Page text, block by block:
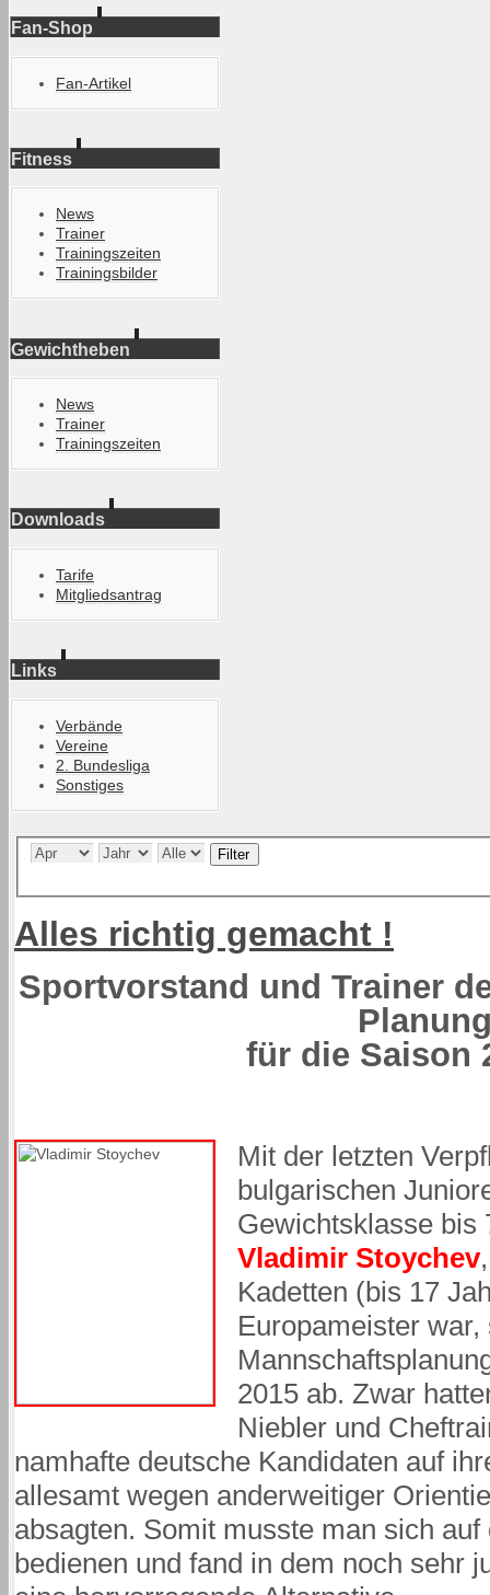
Fan-Shop
Fan-Artikel
Fitness
News
Trainer
Trainingszeiten
Trainingsbilder
Gewichtheben
News
Trainer
Trainingszeiten
Downloads
Tarife
Mitgliedsantrag
Links
Verbände
Vereine
2. Bundesliga
Sonstiges
Filter
Alles richtig gemacht !
Sportvorstand und Trainer
für die Saison
Mit der letzten
bulgarischen
Gewichtsklasse bis
Vladimir Stoychev
Kadetten (bis 17
Europameister
2015 ab. Zwar
Niebler und
namhafte deutsche Kandidaten auf
allesamt wegen anderweitiger
absagten. Somit musste man sich
bedienen und fand in dem noch sehr